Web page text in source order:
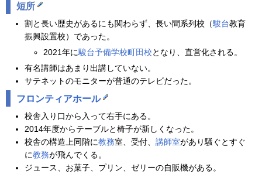
短所
割と長い歴史があるにも関わらず、長い間系列校（駿台教育
振興設置校）であった。
2021年に駿台予備学校町田校となり、直営化される。
有名講師はあまり出講していない。
サテネットのモニターが普通のテレビだった。
フロンティアホール
校舎入り口から入って右手にある。
2014年度からテーブルと椅子が新しくなった。
校舎の構造上同階に教務室、受付、 講師室があり騒ぐとすぐ
に教務が飛んでくる。
ジュース、お菓子、プリン、ゼリーの自販機がある。